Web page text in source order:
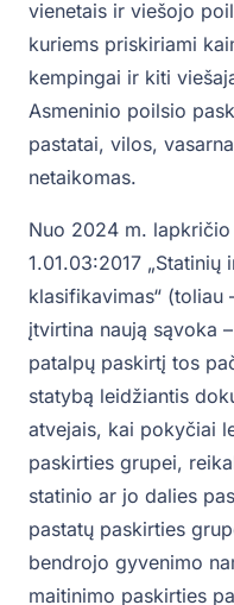
vienetais ir viešojo
kuriems priskiriami
kempingai ir kiti
Asmeninio poilsio
pastatai, vilos,
netaikomas.
Nuo 2024 m. lapkričio
1.01.03:2017 „Statinių
klasifikavimas“ (toliau
įtvirtina naują sąvoka
patalpų paskirtį tos
statybą leidžiantis
atvejais, kai pokyčiai
paskirties grupei,
statinio ar jo dalies
pastatų paskirties
bendrojo gyvenimo
maitinimo paskirties